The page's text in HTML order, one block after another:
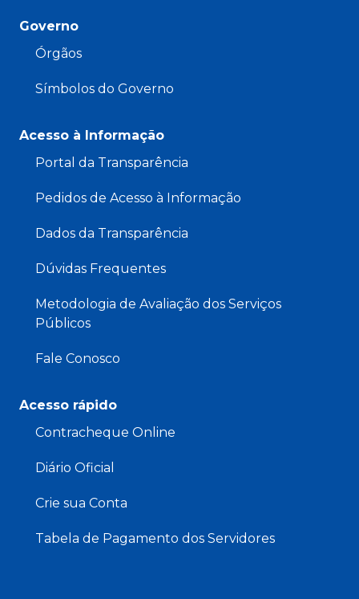
Governo
Órgãos
Símbolos do Governo
Acesso à Informação
Portal da Transparência
Pedidos de Acesso à Informação
Dados da Transparência
Dúvidas Frequentes
Metodologia de Avaliação dos Serviços
Públicos
Fale Conosco
Acesso rápido
Contracheque Online
Diário Oficial
Crie sua Conta
Tabela de Pagamento dos Servidores